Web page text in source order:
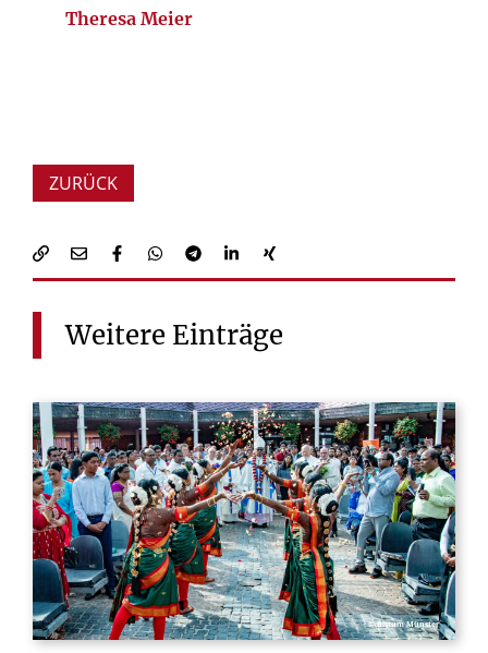
Theresa Meier
ZURÜCK
Weitere Einträge
© Bistum Münster